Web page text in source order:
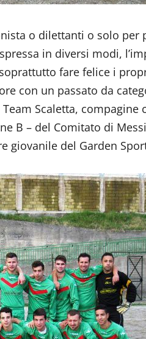
o dilettanti o solo per
in diversi modi,
fare felice i
con un passato da
Scaletta, compagine
B – del Comitato di
giovanile del Garden